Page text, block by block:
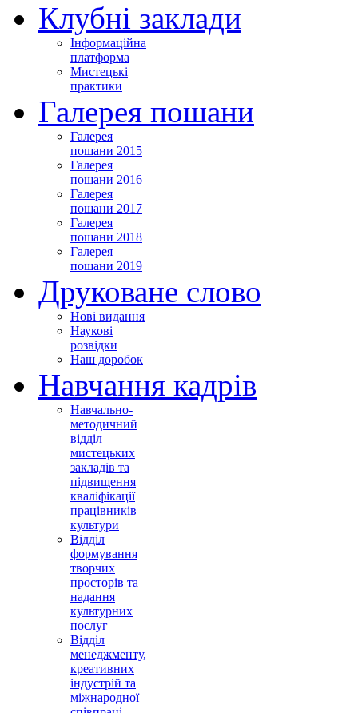
Клубні заклади
Інформаційна
платформа
Мистецькі
практики
Галерея пошани
Галерея
пошани 2015
Галерея
пошани 2016
Галерея
пошани 2017
Галерея
пошани 2018
Галерея
пошани 2019
Друковане слово
Нові видання
Наукові
розвідки
Наш доробок
Навчання кадрів
Навчально-
методичний
відділ
мистецьких
закладів та
підвищення
кваліфікації
працівників
культури
Відділ
формування
творчих
просторів та
надання
культурних
послуг
Відділ
менеджменту,
креативних
індустрій та
міжнародної